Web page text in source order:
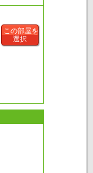
この部屋を
選択